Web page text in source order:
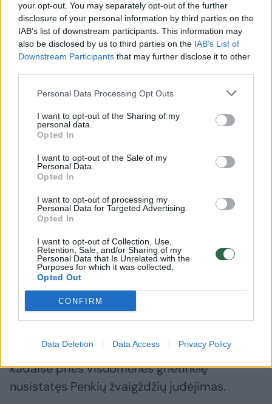
your opt-out. You may separately opt-out of the further
disclosure of your personal information by third parties on the
IAB’s list of downstream participants. This information may
also be disclosed by us to third parties on the IAB’s List of
Downstream Participants that may further disclose it to other
Personal Data Processing Opt Outs
I want to opt-out of the Sharing of my
personal data.
Opted In
I want to opt-out of the Sale of my
Personal Data.
Opted In
I want to opt-out of processing my
Personal Data for Targeted Advertising.
Opted In
I want to opt-out of Collection, Use,
Retention, Sale, and/or Sharing of my
Personal Data that Is Unrelated with the
Purposes for which it was collected.
Opted Out
CONFIRM
Data Deletion Data Access Privacy Policy
„Nežinome, kada turėsime derlių ir ar
galėsime eksportuoti“, – sakė V. Zelenskis.
„Negalime eksportuoti kukurūzų, aliejaus,
kviečių, tiek daug gyvybei būtinų produktų. Ir
tai taip pat paveiks jūsų kaimynus kitoje
jūros pusėje. Kainos kyla, dešimtims milijonų
žmonių prie jūsų krantų reikės pagalbos", -
Italija jau daugelį metų yra migracijos į
Europą priešakinėje linijoje, šimtai tūkstančių
žmonių, bėgančių nuo konfliktų ar klimato
kaitos, pastaraisiais metais iš Šiaurės Afrikos
mėgino kirsti pavojingą Viduržemio jūrą.
Kelios M. Draghi koalicinės vyriausybės
partijos jau seniai palaiko glaudžius ryšius su
Kremliumi – tai ir ​​Silvio Berlusconi
Salvini kraštutinių dešiniųjų Lyga, taip pat
kadaise prieš visuomenės grietinėlę
nusistatęs Penkių žvaigždžių judėjimas.